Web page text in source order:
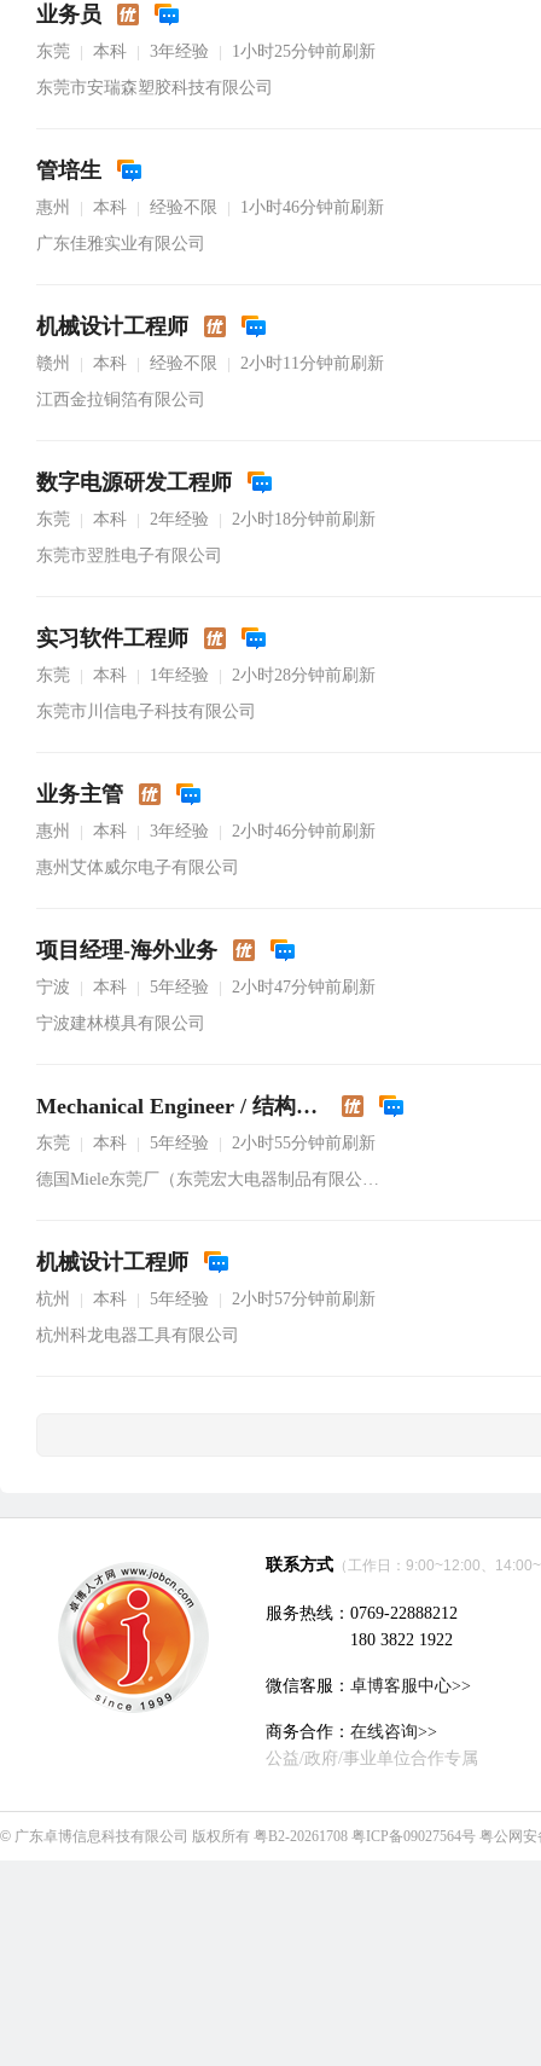
业务员
东莞 本科 3年经验
1小时25分钟前刷新
东莞市安瑞森塑胶科技有限公司
管培生
惠州 本科 经验不限
1小时46分钟前刷新
广东佳雅实业有限公司
机械设计工程师
赣州 本科 经验不限
2小时11分钟前刷新
江西金拉铜箔有限公司
数字电源研发工程师
东莞 本科 2年经验
2小时18分钟前刷新
东莞市翌胜电子有限公司
实习软件工程师
东莞 本科 1年经验
2小时28分钟前刷新
东莞市川信电子科技有限公司
业务主管
惠州 本科 3年经验
2小时46分钟前刷新
惠州艾体威尔电子有限公司
项目经理-海外业务
宁波 本科 5年经验
2小时47分钟前刷新
宁波建林模具有限公司
Mechanical Engineer / 结构工程师
东莞 本科 5年经验
2小时55分钟前刷新
德国Miele东莞厂（东莞宏大电器制品有限公司）
机械设计工程师
杭州 本科 5年经验
2小时57分钟前刷新
杭州科龙电器工具有限公司
联系方式 （工作日：9:00~12:00、
服务热线：0769-22888212
180 3822 1922
微信客服： 卓博客服中心>>
商务合作： 在线咨询>>
公益/政府/事业单位合作专属
© 广东卓博信息科技有限公司 版权所有 粤B2-20261708 粤ICP备09027564号 粤公网安